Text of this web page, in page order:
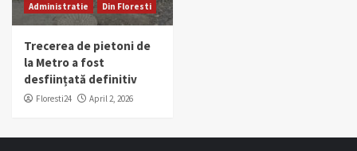
Administratie Din Floresti
Trecerea de pietoni de
la Metro a fost
desființată definitiv
Floresti24 April 2, 2026